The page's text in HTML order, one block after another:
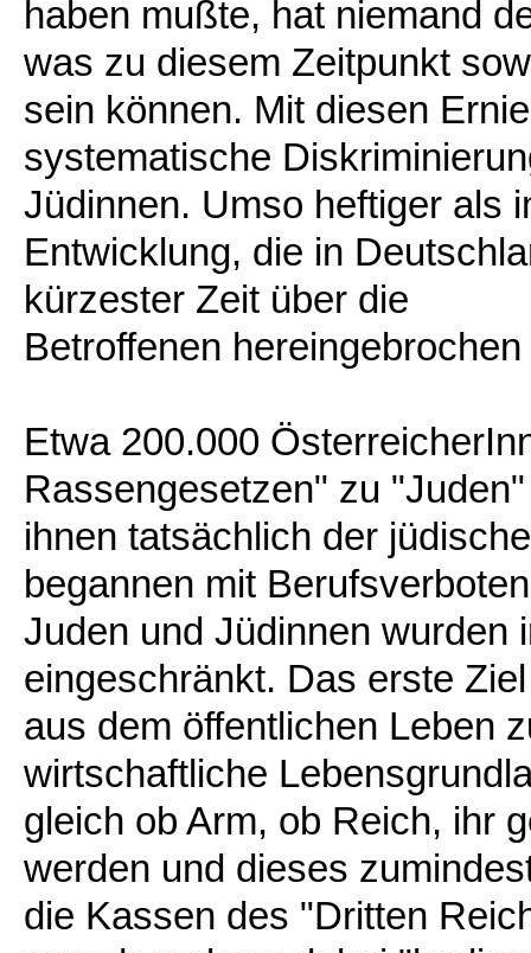
haben mußte, hat niemand
was zu diesem Zeitpunkt
sein können. Mit diesen
systematische
Jüdinnen. Umso heftiger als
Entwicklung, die in
kürzester Zeit über die
Betroffenen
Etwa 200.000
Rassengesetzen" zu
ihnen tatsächlich der
begannen mit
Juden und Jüdinnen wurden
eingeschränkt. Das erste
aus dem öffentlichen Leben
wirtschaftliche
gleich ob Arm, ob Reich, ihr
werden und dieses
die Kassen des "Dritten